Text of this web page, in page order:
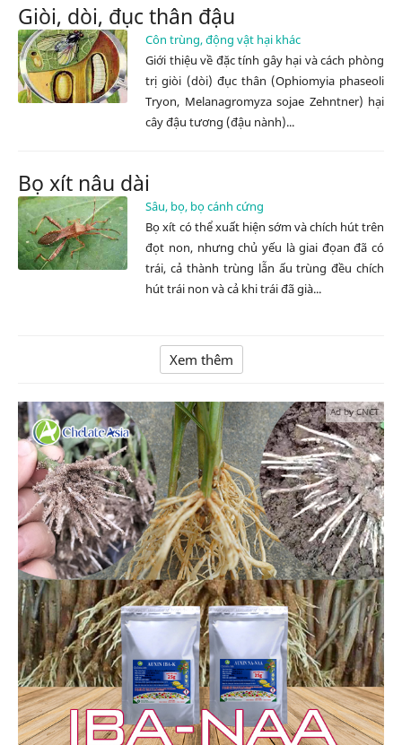
Giòi, dòi, đục thân đậu
Côn trùng, động vật hại khác
Giới thiệu về đặc tính gây hại và cách phòng
trị giòi (dòi) đục thân (Ophiomyia phaseoli
Tryon, Melanagromyza sojae Zehntner) hại
cây đậu tương (đậu nành)...
Bọ xít nâu dài
Sâu, bọ, bọ cánh cứng
Bọ xít có thể xuất hiện sớm và chích hút trên
đọt non, nhưng chủ yếu là giai đọan đã có
trái, cả thành trùng lẫn ấu trùng đều chích
hút trái non và cả khi trái đã già...
Xem thêm
Ad by CNCT